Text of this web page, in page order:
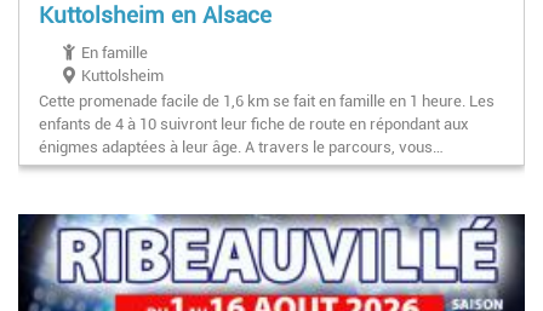
Kuttolsheim en Alsace
En famille
Kuttolsheim
Cette promenade facile de 1,6 km se fait en famille en 1 heure. Les
enfants de 4 à 10 suivront leur fiche de route en répondant aux
énigmes adaptées à leur âge. A travers le parcours, vous…